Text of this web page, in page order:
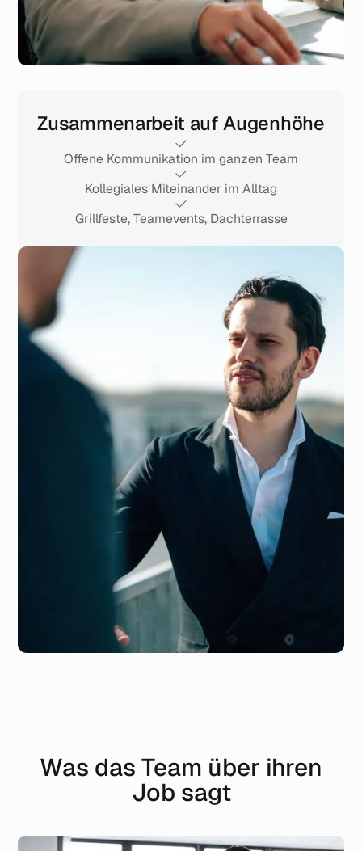
Zusammenarbeit auf Augenhöhe
Offene Kommunikation im ganzen Team
Kollegiales Miteinander im Alltag
Grillfeste, Teamevents, Dachterrasse
Was das Team über ihren
Job sagt